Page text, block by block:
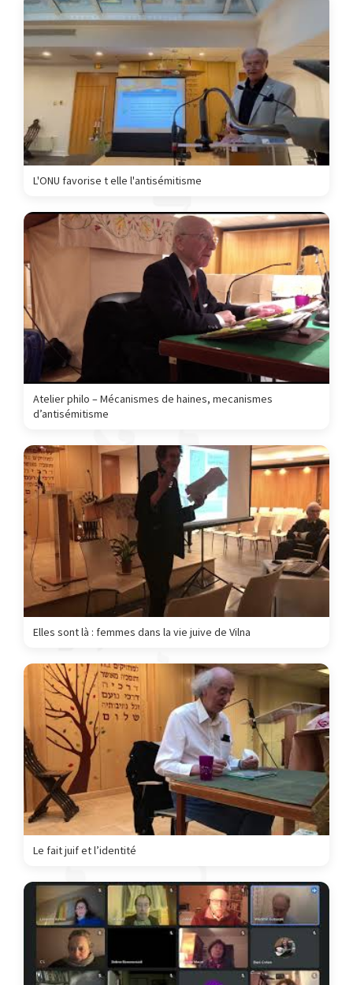
L'ONU favorise t elle l'antisémitisme
Atelier philo – Mécanismes de haines, mecanismes
d’antisémitisme
Elles sont là : femmes dans la vie juive de Vilna
Le fait juif et l’identité